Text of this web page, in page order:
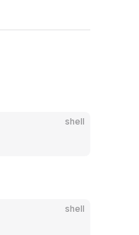
shell
shell